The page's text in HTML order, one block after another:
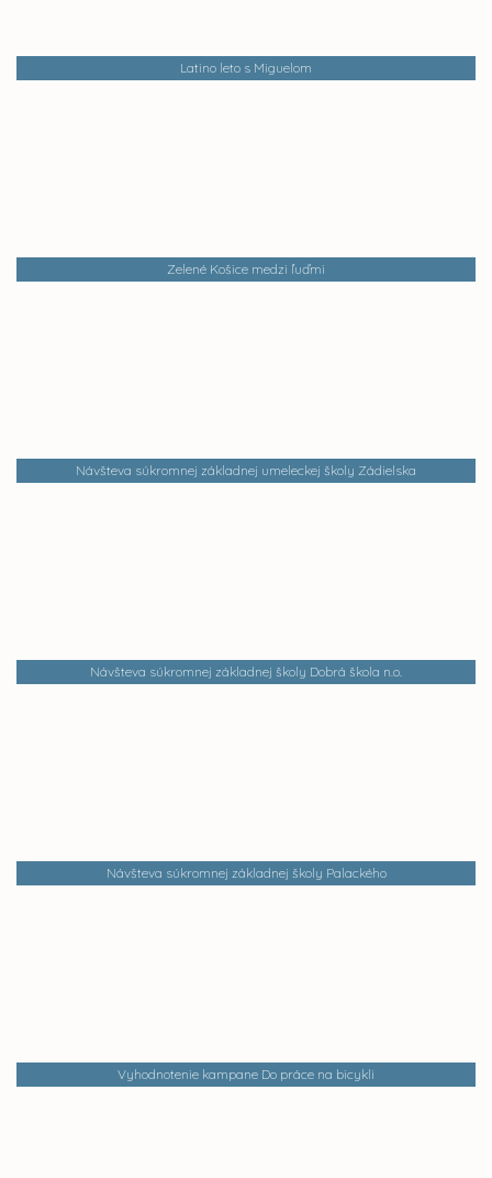
Latino leto s Miguelom
Zelené Košice medzi ľuďmi
Návšteva súkromnej základnej umeleckej školy Zádielska
Návšteva súkromnej základnej školy Dobrá škola n.o.
Návšteva súkromnej základnej školy Palackého
Vyhodnotenie kampane Do práce na bicykli